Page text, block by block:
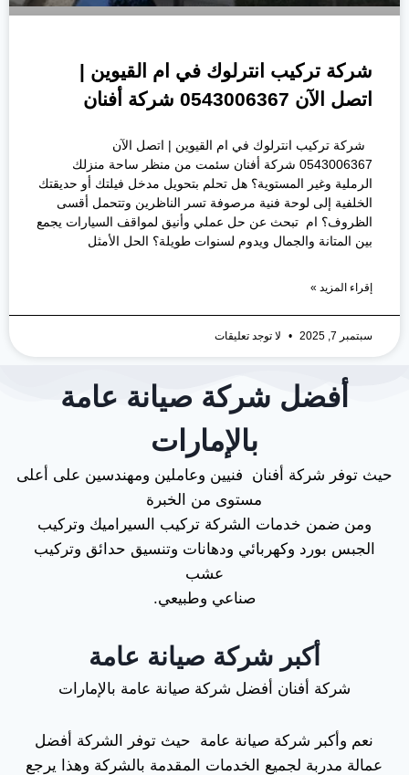
شركة تركيب انترلوك في ام القيوين |
اتصل الآن 0543006367 شركة أفنان
شركة تركيب انترلوك في ام القيوين | اتصل الآن
0543006367 شركة أفنان سئمت من منظر ساحة منزلك
الرملية وغير المستوية؟ هل تحلم بتحويل مدخل فيلتك أو حديقتك
الخلفية إلى لوحة فنية مرصوفة تسر الناظرين وتتحمل أقسى
الظروف؟ ام تبحث عن حل عملي وأنيق لمواقف السيارات يجمع
بين المتانة والجمال ويدوم لسنوات طويلة؟ الحل الأمثل
إقراء المزيد »
سبتمبر 7, 2025 لا توجد تعليقات
أفضل شركة صيانة عامة
بالإمارات
حيث توفر شركة أفنان فنيين وعاملين ومهندسين على أعلى
مستوى من الخبرة
ومن ضمن خدمات الشركة تركيب السيراميك وتركيب
الجبس بورد وكهربائي ودهانات وتنسيق حدائق وتركيب
عشب
صناعي وطبيعي.
أكبر شركة صيانة عامة
شركة أفنان أفضل شركة صيانة عامة بالإمارات
نعم وأكبر شركة صيانة عامة حيث توفر الشركة أفضل
عمالة مدربة لجميع الخدمات المقدمة بالشركة وهذا يرجع